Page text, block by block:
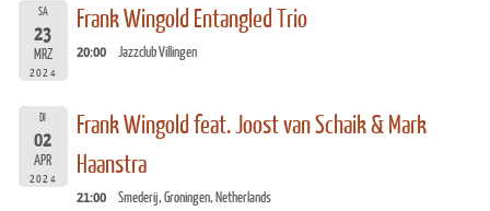
SA
23
MRZ
2024
Frank Wingold Entangled Trio
20:00 Jazzclub Villingen
DI
02
APR
2024
Frank Wingold feat. Joost van Schaik & Mark
Haanstra
21:00 Smederij, Groningen, Netherlands